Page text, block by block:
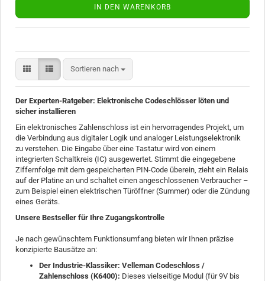
IN DEN WARENKORB
Sortieren nach
Sortieren nach
Der Experten-Ratgeber: Elektronische Codeschlösser löten und
sicher installieren
Ein elektronisches Zahlenschloss ist ein hervorragendes Projekt, um
die Verbindung aus digitaler Logik und analoger Leistungselektronik
zu verstehen. Die Eingabe über eine Tastatur wird von einem
integrierten Schaltkreis (IC) ausgewertet. Stimmt die eingegebene
Ziffernfolge mit dem gespeicherten PIN-Code überein, zieht ein Relais
auf der Platine an und schaltet einen angeschlossenen Verbraucher –
zum Beispiel einen elektrischen Türöffner (Summer) oder die Zündung
eines Geräts.
Unsere Bestseller für Ihre Zugangskontrolle
Je nach gewünschtem Funktionsumfang bieten wir Ihnen präzise
konzipierte Bausätze an:
Der Industrie-Klassiker: Velleman Codeschloss /
Zahlenschloss (K6400): Dieses vielseitige Modul (für 9V bis